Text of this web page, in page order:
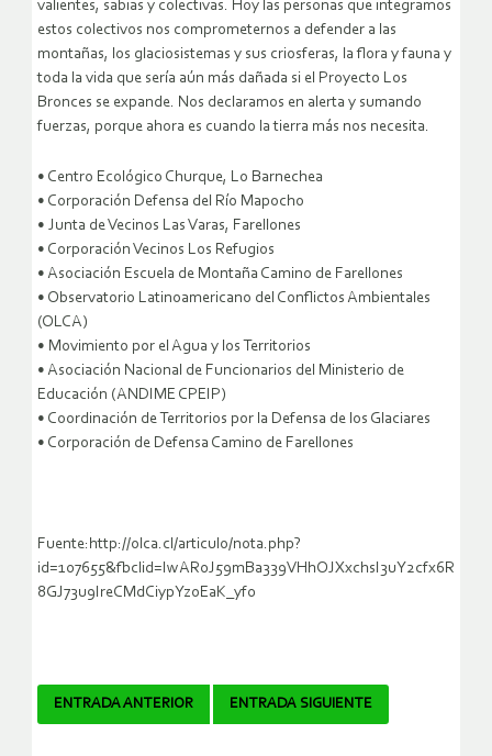
valientes, sabias y colectivas. Hoy las personas que integramos
estos colectivos nos comprometernos a defender a las
montañas, los glaciosistemas y sus criosferas, la flora y fauna y
toda la vida que sería aún más dañada si el Proyecto Los
Bronces se expande. Nos declaramos en alerta y sumando
fuerzas, porque ahora es cuando la tierra más nos necesita.
• Centro Ecológico Churque, Lo Barnechea
• Corporación Defensa del Río Mapocho
• Junta de Vecinos Las Varas, Farellones
• Corporación Vecinos Los Refugios
• Asociación Escuela de Montaña Camino de Farellones
• Observatorio Latinoamericano del Conflictos Ambientales
(OLCA)
• Movimiento por el Agua y los Territorios
• Asociación Nacional de Funcionarios del Ministerio de
Educación (ANDIME CPEIP)
• Coordinación de Territorios por la Defensa de los Glaciares
• Corporación de Defensa Camino de Farellones
Fuente:http://olca.cl/articulo/nota.php?
id=107655&fbclid=IwAR0J59mBa339VHhOJXxchsI3uY2cfx6R
8GJ73u9IreCMdCiypYzoEaK_yf0
Navegador
ENTRADA ANTERIOR ENTRADA SIGUIENTE